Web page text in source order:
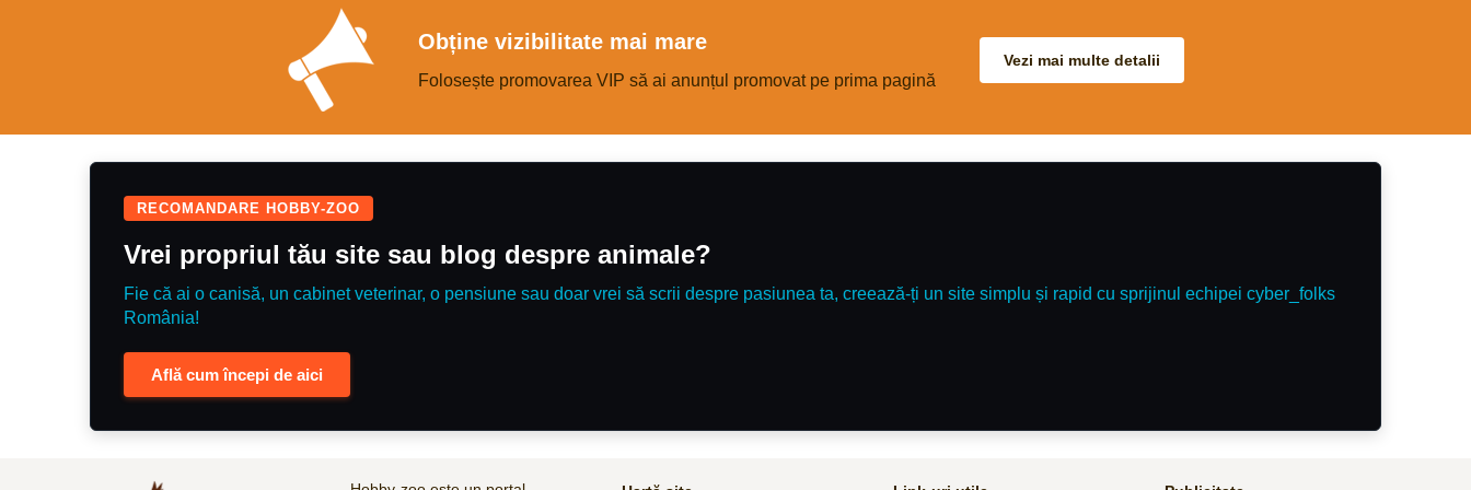
Obține vizibilitate mai mare
Folosește promovarea VIP să ai anunțul promovat pe prima pagină
Vezi mai multe detalii
RECOMANDARE HOBBY-ZOO
Vrei propriul tău site sau blog despre animale?
Fie că ai o canisă, un cabinet veterinar, o pensiune sau doar vrei să scrii despre pasiunea ta, creează-ți un site simplu și rapid cu sprijinul echipei cyber_folks
România!
Află cum începi de aici